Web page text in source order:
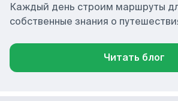
Каждый день строим маршруты
собственные знания о
Читать блог